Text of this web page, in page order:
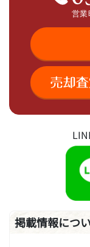
掲載情報につ